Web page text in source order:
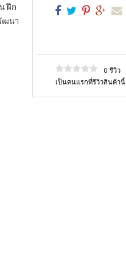
ฝึก
ฒนา
0 รีวิว
เป็นคนแรกที่รีวิวสินค้านี้